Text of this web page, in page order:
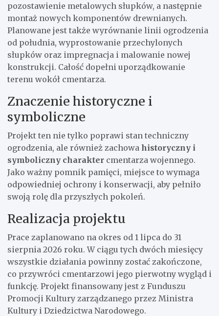
pozostawienie metalowych słupków, a następnie
montaż nowych komponentów drewnianych.
Planowane jest także wyrównanie linii ogrodzenia
od południa, wyprostowanie przechylonych
słupków oraz impregnacja i malowanie nowej
konstrukcji. Całość dopełni uporządkowanie
terenu wokół cmentarza.
Znaczenie historyczne i
symboliczne
Projekt ten nie tylko poprawi stan techniczny
ogrodzenia, ale również zachowa historyczny i
symboliczny charakter cmentarza wojennego.
Jako ważny pomnik pamięci, miejsce to wymaga
odpowiedniej ochrony i konserwacji, aby pełniło
swoją rolę dla przyszłych pokoleń.
Realizacja projektu
Prace zaplanowano na okres od 1 lipca do 31
sierpnia 2026 roku. W ciągu tych dwóch miesięcy
wszystkie działania powinny zostać zakończone,
co przywróci cmentarzowi jego pierwotny wygląd i
funkcję. Projekt finansowany jest z Funduszu
Promocji Kultury zarządzanego przez Ministra
Kultury i Dziedzictwa Narodowego.